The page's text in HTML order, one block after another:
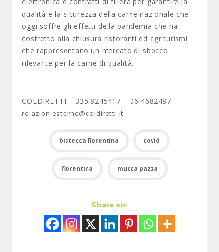
qualità e la sicurezza della carne nazionale che
oggi soffre gli effetti della pandemia che ha
costretto alla chiusura ristoranti ed agriturismi
che rappresentano un mercato di sbocco
rilevante per la carne di qualità.
COLDIRETTI – 335 8245417 – 06 4682487 –
relazioniesterne@coldiretti.it
bistecca fiorentina covid
fiorentina mucca pazza
Share on: